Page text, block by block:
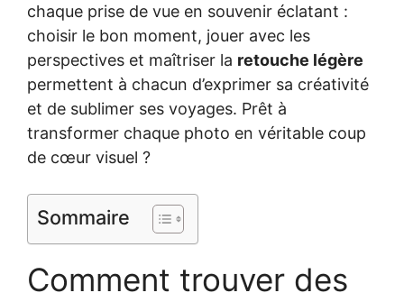
chaque prise de vue en souvenir éclatant :
choisir le bon moment, jouer avec les
perspectives et maîtriser la retouche légère
permettent à chacun d’exprimer sa créativité
et de sublimer ses voyages. Prêt à
transformer chaque photo en véritable coup
de cœur visuel ?
Sommaire
Comment trouver des